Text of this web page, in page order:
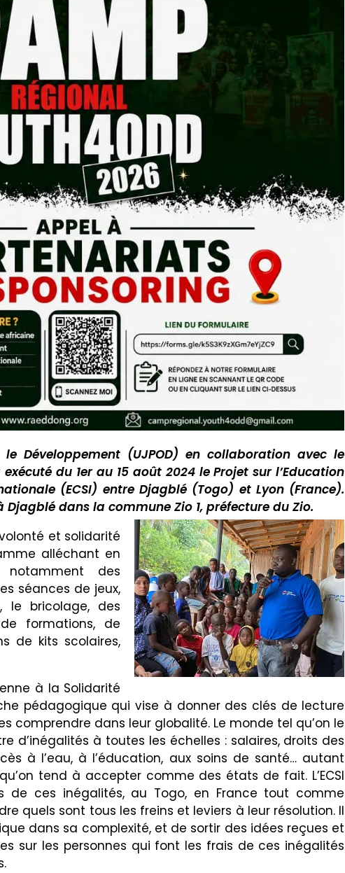
le Développement (UJPOD) en collaboration avec le
du 1er au 15 août 2024 le Projet sur l’Education
(ECSI) entre Djagblé (Togo) et Lyon (France).
Djagblé dans la commune Zio 1, préfecture du Zio.
et solidarité
alléchant en
des
séances de jeux,
le bricolage, des
formations, de
de kits scolaires,
à la Solidarité
pédagogique qui vise à donner des clés de lecture
comprendre dans leur globalité. Le monde tel qu’on le
d’inégalités à toutes les échelles : salaires, droits des
à l’eau, à l’éducation, aux soins de santé… autant
tend à accepter comme des états de fait. L’ECSI
de ces inégalités, au Togo, en France tout comme
quels sont tous les freins et leviers à leur résolution. Il
dans sa complexité, et de sortir des idées reçues et
sur les personnes qui font les frais de ces inégalités